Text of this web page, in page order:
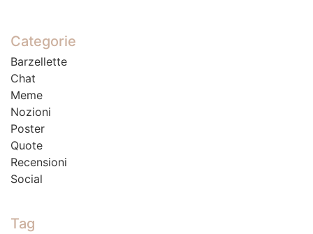
Categorie
Barzellette
Chat
Meme
Nozioni
Poster
Quote
Recensioni
Social
Tag